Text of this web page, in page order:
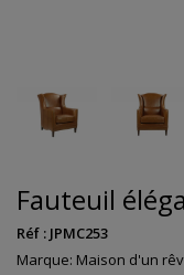
Fauteuil
Réf : JPMC253
Marque: Maison d'un